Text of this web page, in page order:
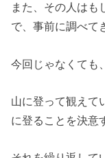
また、その人はも
で、事前に調べて
今回じゃなくても
山に登って観えて
に登ることを決意